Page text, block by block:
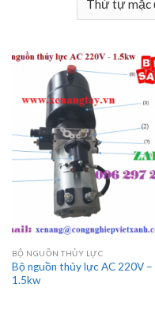
BỘ NGUỒN THỦY LỰC
Bộ nguồn thủy lực AC 220V –
1.5kw